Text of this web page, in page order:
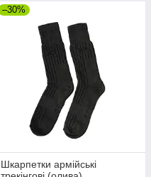
–30%
Шкарпетки армійські